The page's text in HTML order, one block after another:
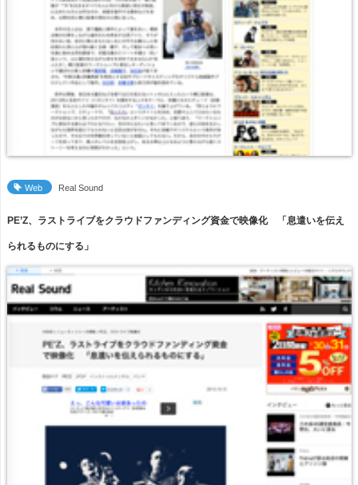
Web Real Sound
PE’Z、ラストライブをクラウドファンディング資金で映像化 「息遣いを伝え
られるものにする」